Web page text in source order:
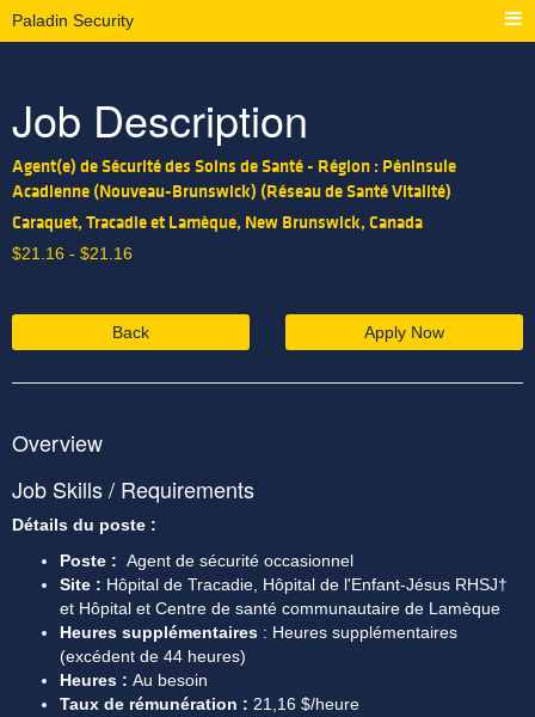
Paladin Security
Job Description
Agent(e) de Sécurité des Soins de Santé - Région : Péninsule
Acadienne (Nouveau-Brunswick) (Réseau de Santé Vitalité)
Caraquet, Tracadie et Lamèque, New Brunswick, Canada
$21.16 - $21.16
Back Apply Now
Overview
Job Skills / Requirements
Détails du poste :
Poste : Agent de sécurité occasionnel
Site : Hôpital de Tracadie, Hôpital de l'Enfant-Jésus RHSJ†
et Hôpital et Centre de santé communautaire de Lamèque
Heures supplémentaires : Heures supplémentaires
(excédent de 44 heures)
Heures : Au besoin
Taux de rémunération : 21,16 $/heure